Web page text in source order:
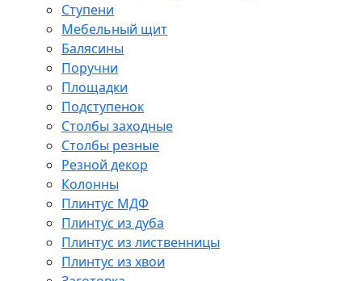
Ступени
Мебельный щит
Балясины
Поручни
Площадки
Подступенок
Столбы заходные
Столбы резные
Резной декор
Колонны
Плинтус МДФ
Плинтус из дуба
Плинтус из лиственницы
Плинтус из хвои